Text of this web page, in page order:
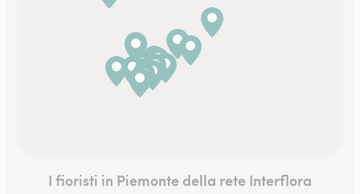
I fioristi in Piemonte della rete Interflora